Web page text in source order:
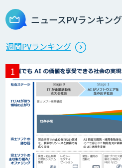
ニュースPVランキング
週間PVランキング